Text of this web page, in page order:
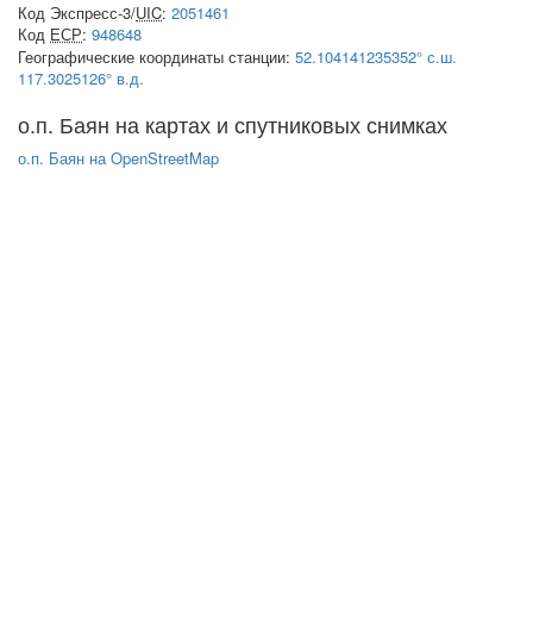
Код Экспресс-3/UIC: 2051461
Код ЕСР: 948648
Географические координаты станции: 52.104141235352° с.ш.
117.3025126° в.д.
о.п. Баян на картах и спутниковых снимках
о.п. Баян на OpenStreetMap